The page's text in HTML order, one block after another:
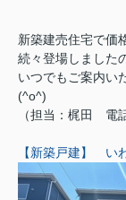
新築建売住宅で価
続々登場しました
いつでもご案内い
(^o^)
（担当：梶田 電
【新築戸建】 い